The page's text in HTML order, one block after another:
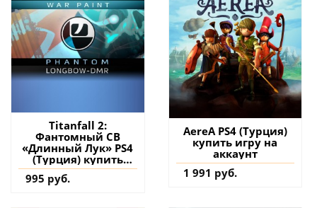
Titanfall 2:
Фантомный СВ
«Длинный Лук» PS4
(Турция) купить
дополнение на
аккаунт
995 руб.
AereA PS4 (Турция)
купить игру на
аккаунт
1 991 руб.